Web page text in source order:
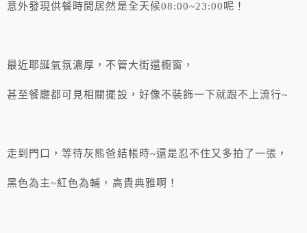
意外發現供餐時間居然是全天候08:00~23:00呢！
最近耶誕氣氛濃厚，不管大街還櫥窗，
甚至餐廳都可見相關擺設，好像不裝飾一下就跟不上流行~
走到門口，等待灰熊爸結帳時~還是忍不住又多拍了一張，
黑色為主~紅色為輔，高貴典雅啊！